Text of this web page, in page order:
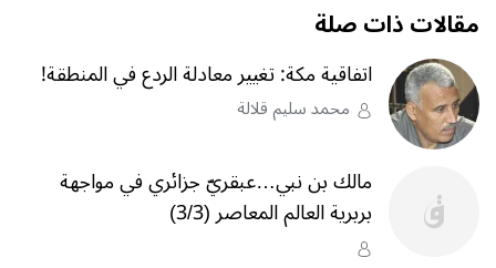
مقالات ذات صلة
اتفاقية مكة: تغيير معادلة الردع في المنطقة!
محمد سليم قلالة
مالك بن نبي…عبقريّ جزائري في مواجهة
بربرية العالم المعاصر (3/3)